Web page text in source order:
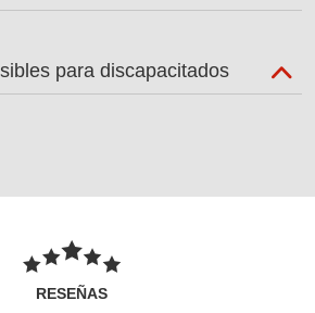
para discapacitados
RESEÑAS